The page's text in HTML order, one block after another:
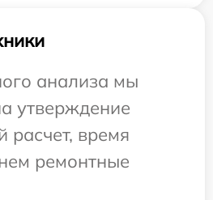
анализа мы
утверждение
расчет, время
ремонтные